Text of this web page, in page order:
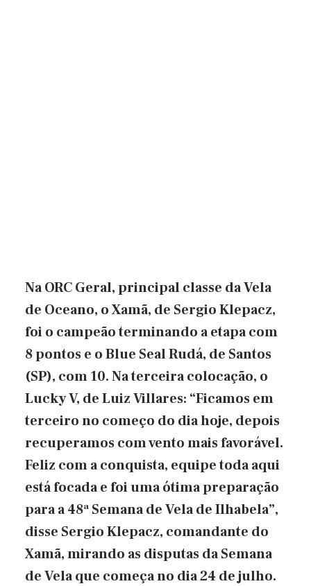
Na ORC Geral, principal classe da Vela
de Oceano, o Xamã, de Sergio Klepacz,
foi o campeão terminando a etapa com
8 pontos e o Blue Seal Rudá, de Santos
(SP), com 10. Na terceira colocação, o
Lucky V, de Luiz Villares: “Ficamos em
terceiro no começo do dia hoje, depois
recuperamos com vento mais favorável.
Feliz com a conquista, equipe toda aqui
está focada e foi uma ótima preparação
para a 48ª Semana de Vela de Ilhabela”,
disse Sergio Klepacz, comandante do
Xamã, mirando as disputas da Semana
de Vela que começa no dia 24 de julho.